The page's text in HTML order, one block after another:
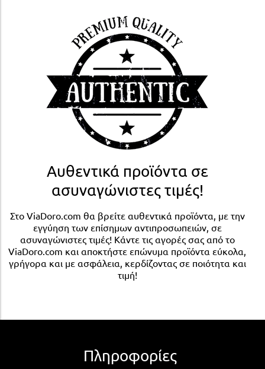
Αυθεντικά προϊόντα σε
ασυναγώνιστες τιμές!
Στο ViaDoro.com θα βρείτε αυθεντικά προϊόντα, με την
εγγύηση των επίσημων αντιπροσωπειών, σε
ασυναγώνιστες τιμές! Κάντε τις αγορές σας από το
ViaDoro.com και αποκτήστε επώνυμα προϊόντα εύκολα,
γρήγορα και με ασφάλεια, κερδίζοντας σε ποιότητα και
τιμή!
Πληροφορίες